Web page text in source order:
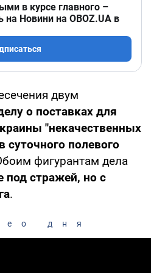
в курсе главного –
на Новини на OBOZ.UA в
двум
о поставках для
"некачественных
суточного полевого
фигурантам дела
под стражей, но с
.
дня